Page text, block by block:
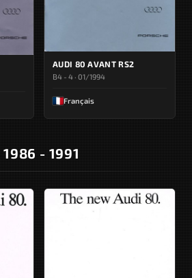
AUDI 80 AVANT RS2
B4 - 4 · 01/1994
Français
- 1991